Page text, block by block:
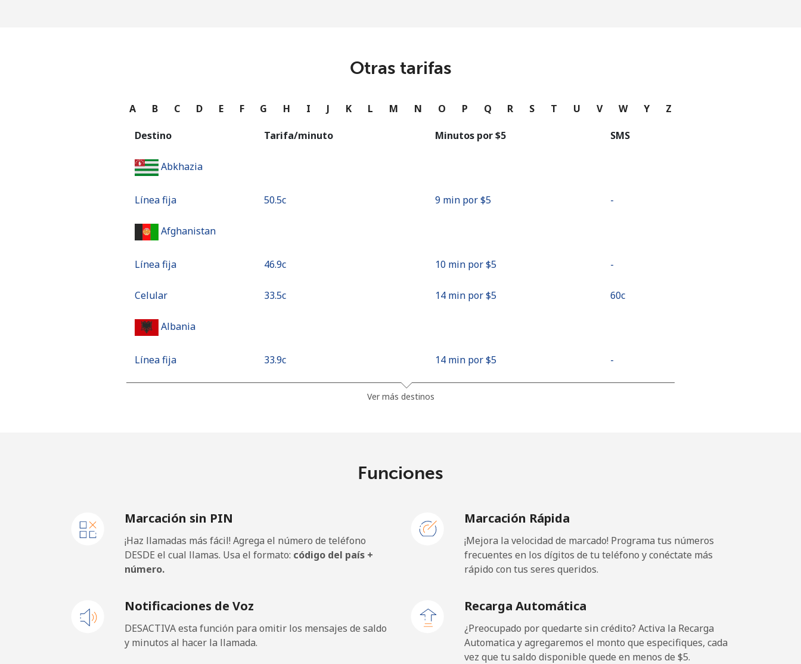
Iniciar Sesión
Otras tarifas
A B C D E F G H I J K L M N O P Q R S T U V W Y Z
Destino Tarifa/minuto Minutos por ⁦$5⁩ SMS
Abkhazia
Línea fija ⁦50.5c⁩ 9 min por ⁦$5⁩ -
Afghanistan
Línea fija ⁦46.9c⁩ 10 min por ⁦$5⁩ -
Celular ⁦33.5c⁩ 14 min por ⁦$5⁩ ⁦60c⁩
Albania
Línea fija ⁦33.9c⁩ 14 min por ⁦$5⁩ -
American Samoa
Línea fija ⁦26.9c⁩ 18 min por ⁦$5⁩ -
Andorra
Línea fija 35 min por ⁦$5⁩ -
Ver más destinos
Funciones
Marcación sin PIN
¡Haz llamadas más fácil! Agrega el número de teléfono
DESDE el cual llamas. Usa el formato: código del país +
número.
Marcación Rápida
¡Mejora la velocidad de marcado! Programa tus números
frecuentes en los dígitos de tu teléfono y conéctate más
rápido con tus seres queridos.
Notificaciones de Voz
DESACTIVA esta función para omitir los mensajes de saldo
y minutos al hacer la llamada.
Recarga Automática
¿Preocupado por quedarte sin crédito? Activa la Recarga
Automatica y agregaremos el monto que especifiques, cada
vez que tu saldo disponible quede en menos de ⁦$5⁩.